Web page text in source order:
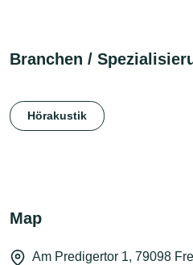
Branchen /
Hörakustik
Map
Am Predigertor 1, 79098